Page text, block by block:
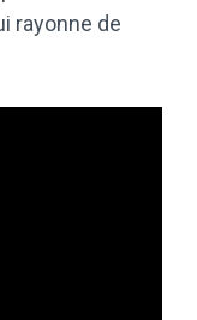
rayonne de